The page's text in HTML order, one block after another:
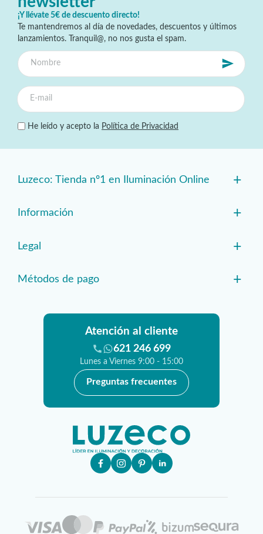
¡Y llévate 5€ de descuento directo!
Te mantendremos al día de novedades, descuentos y últimos
lanzamientos. Tranquil@, no nos gusta el spam.
He leído y acepto la Política de Privacidad
Luzeco: Tienda nº1 en Iluminación Online +
Información +
Legal +
Métodos de pago +
Atención al cliente
621 246 699
Lunes a Viernes 9:00 - 15:00
Preguntas frecuentes